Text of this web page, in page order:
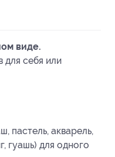
виде.
для себя или
пастель, акварель,
гуашь) для одного